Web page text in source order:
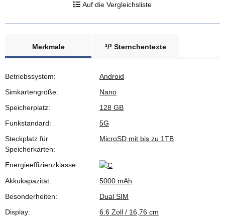
Auf die Vergleichsliste
Merkmale ²/³ Sternchentexte
Betriebssystem:
Android
Simkartengröße:
Nano
Speicherplatz:
128 GB
Funkstandard:
5G
Steckplatz für
Speicherkarten:
MicroSD mit bis zu 1TB
Energieeffizienzklasse:
Akkukapazität:
5000 mAh
Besonderheiten:
Dual SIM
Display:
6.6 Zoll / 16,76 cm